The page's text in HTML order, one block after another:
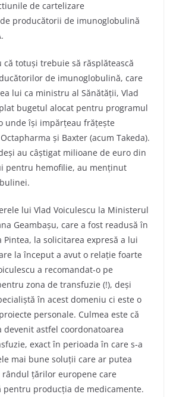
de cartelizare
producătorii de imunoglobulină
totuși trebuie să răsplătească
de imunoglobulină, care
lui ca ministru al Sănătății, Vlad
bugetul alocat pentru programul
unde își impărțeau frățește
și Baxter (acum Takeda).
au câștigat milioane de euro din
pentru hemofilie, au menținut
lui Vlad Voiculescu la Ministerul
Geambașu, care a fost readusă în
Pintea, la solicitarea expresă a lui
la început a avut o relație foarte
a recomandat-o pe
zona de transfuzie (!), deși
în acest domeniu ci este o
personale. Culmea este că
devenit astfel coordonatoarea
exact în perioada în care s-a
mai bune soluții care ar putea
rândul țărilor europene care
pentru producția de medicamente.